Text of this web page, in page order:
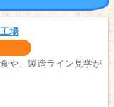
場
や、製造ライン見学が